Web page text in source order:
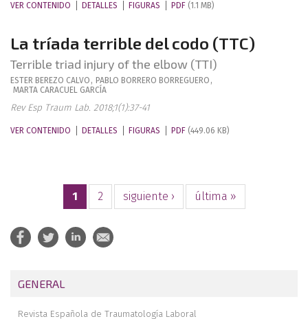
VER CONTENIDO DETALLES FIGURAS PDF (1.1 MB)
La tríada terrible del codo (TTC)
Terrible triad injury of the elbow (TTI)
ESTER BEREZO CALVO , PABLO BORRERO BORREGUERO ,
MARTA CARACUEL GARCÍA
Rev Esp Traum Lab. 2018;1(1):37-41
VER CONTENIDO DETALLES FIGURAS PDF (449.06 KB)
1 2 siguiente › última »
GENERAL
Revista Española de Traumatología Laboral